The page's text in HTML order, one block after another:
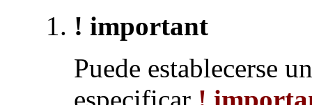
! important
Puede establecerse